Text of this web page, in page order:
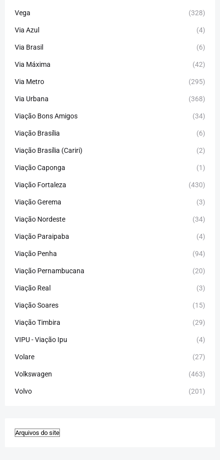
Vega (328)
Via Azul (4)
Via Brasil (6)
Via Máxima (42)
Via Metro (295)
Via Urbana (368)
Viação Bons Amigos (34)
Viação Brasília (6)
Viação Brasília (Cariri) (2)
Viação Caponga (1)
Viação Fortaleza (430)
Viação Gerema (3)
Viação Nordeste (34)
Viação Paraipaba (4)
Viação Penha (94)
Viação Pernambucana (20)
Viação Real (3)
Viação Soares (15)
Viação Timbira (29)
VIPU - Viação Ipu (4)
Volare (27)
Volkswagen (463)
Volvo (201)